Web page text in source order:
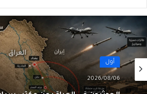
أول
2026/08/06
الحوثيون في العراق: من مكتبٍ